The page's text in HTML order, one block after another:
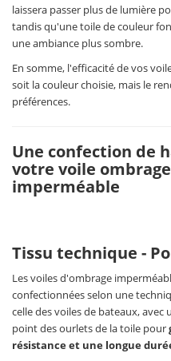
laissera passer plus de lumière
tandis qu'une toile de couleur
une ambiance plus sombre.
En somme, l'efficacité de vos
soit la couleur choisie, mais le
préférences.
Une confection de
votre voile
imperméable
Tissu technique -
Les voiles d'ombrage
confectionnées selon une
celle des voiles de bateaux,
point des ourlets de la toile pour
résistance et une longue